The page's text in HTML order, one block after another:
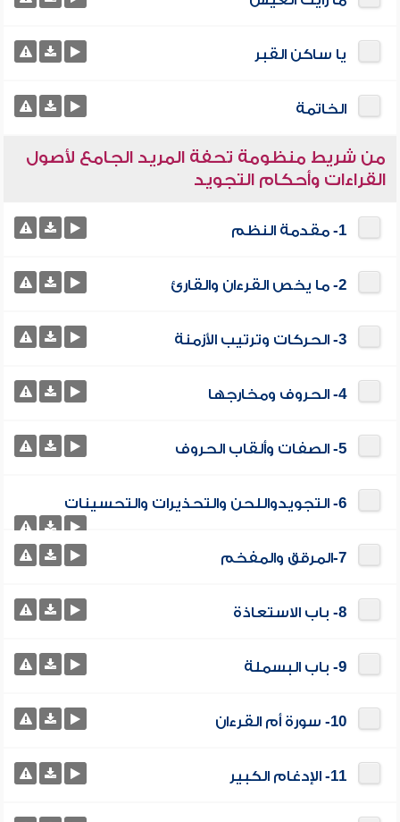
يا ساكن القبر
الخاتمة
من شريط منظومة تحفة المريد الجامع لأصول
القراءات وأحكام التجويد
1- مقدمة النظم
2- ما يخص القرءان والقارئ
3- الحركات وترتيب الأزمنة
4- الحروف ومخارجها
5- الصفات وألقاب الحروف
6- التجويدواللحن والتحذيرات والتحسينات
7-المرقق والمفخم
8- باب الاستعاذة
9- باب البسملة
10- سورة أم القرءان
11- الإدغام الكبير